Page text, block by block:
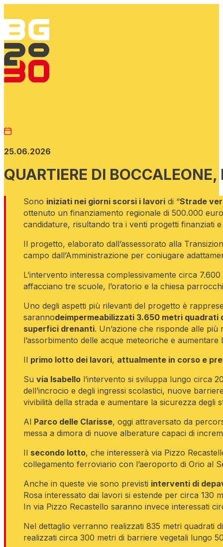
25.06.2026
QUARTIERE DI
Sono iniziati nei giorni scorsi i lavori di “Strade
ottenuto un finanziamento regionale di 500.000
candidature, risultando tra i venti progetti finanziati
Il progetto, elaborato dall’assessorato alla
campo dall’Amministrazione per coniugare
L’intervento interessa complessivamente circa
affacciano tre scuole, l’oratorio e la chiesa
Uno degli aspetti più rilevanti del progetto è
sarannodeimpermeabilizzati 3.650 metri
superfici drenanti. Un’azione che risponde alle
l’assorbimento delle acque meteoriche e
Il primo lotto dei lavori, attualmente in corso e
Su via Isabello l’intervento si sviluppa lungo circa
dell’incrocio e degli ingressi scolastici, nuove
vivibilità della strada e aumentare la sicurezza degli
Al Parco delle Clarisse, oggi attraversato da
messa a dimora di nuove alberature capaci di
Il secondo lotto, che interesserà via Pizzo
collegamento ferroviario con l’aeroporto di Orio al
Anche in queste vie sono previsti interventi di
Rosa interessato dai lavori si estende per circa 130
In via Pizzo Recastello saranno invece interessati
Nel dettaglio verranno realizzati 835 metri quadrati
realizzati circa 300 metri di barriere vegetali lungo